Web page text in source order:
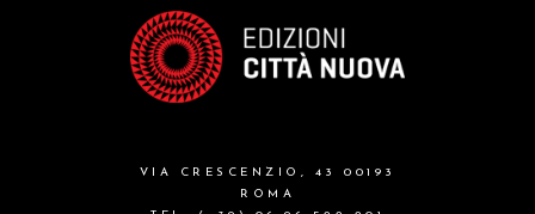
VIA CRESCENZIO, 43 00193
ROMA